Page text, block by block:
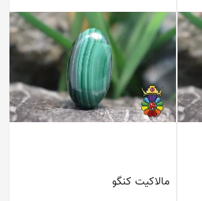
مالاکیت کنگو